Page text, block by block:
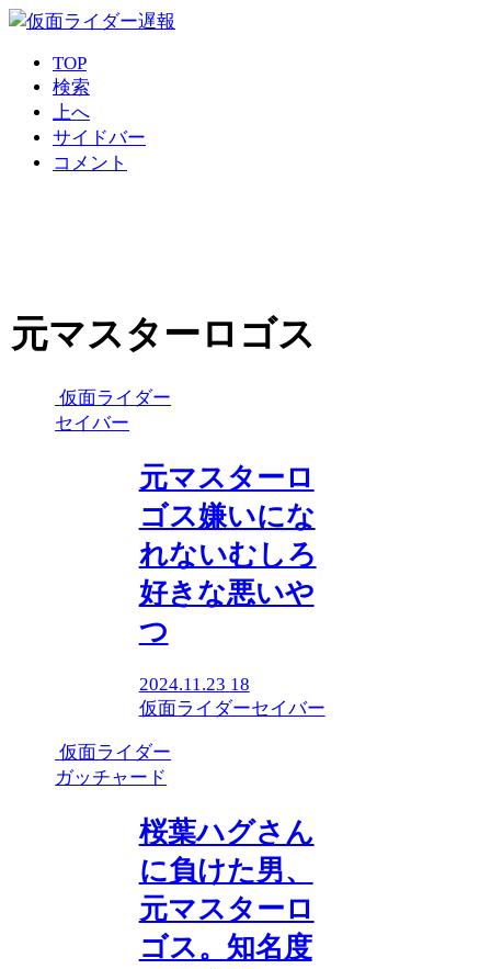
TOP
検索
上へ
サイドバー
コメント
元マスターロゴス
仮面ライダー
セイバー
元マスターロ
ゴス嫌いにな
れないむしろ
好きな悪いや
つ
2024.11.23 18
仮面ライダーセイバー
仮面ライダー
ガッチャード
桜葉ハグさん
に負けた男、
元マスターロ
ゴス。知名度